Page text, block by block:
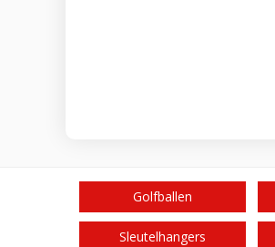
Golfballen
Sleutelhangers